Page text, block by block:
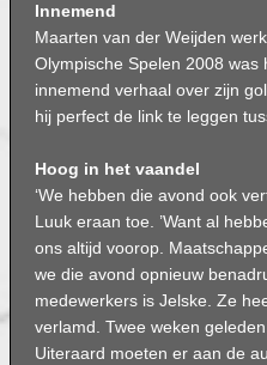
Innemend
Maarten van der Weijden
Olympische Spelen 2008
innemend verhaal over zijn
hij perfect de link te leggen
Hoog in het vaandel
‘We hebben die avond ook
Luuk eraan toe. ’Want al
ons altijd voorop.
we die avond opnieuw
medewerkers is Jelske. Ze
verlamd. Twee weken
Uiteraard moeten er aan de